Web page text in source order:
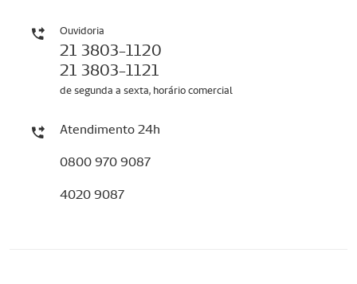
Ouvidoria
21 3803-1120
21 3803-1121
de segunda a sexta, horário comercial
Atendimento 24h
0800 970 9087
4020 9087